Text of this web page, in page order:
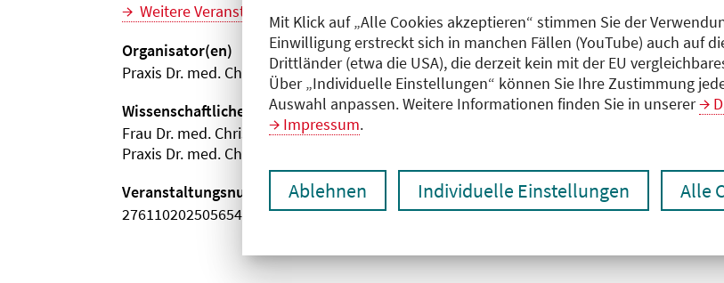
Mit Klick auf „Alle Cookies akzeptieren“ stimmen Sie der
Einwilligung erstreckt sich in manchen Fällen (YouTube) auch auf
Drittländer (etwa die USA), die derzeit kein mit der EU
Über „Individuelle Einstellungen“ können Sie Ihre Zustimmung
Auswahl anpassen. Weitere Informationen finden Sie in unserer
Impressum.
Ablehnen Individuelle Einstellungen Alle
Weitere Veranstaltungen dieser Reihe (5)
Organisator(en)
Praxis Dr. med. Christiane-T. Wesemann
Wissenschaftliche Leitung
Frau Dr. med. Christiane T. Wesemann
Praxis Dr. med. Christiane-T. Wesemann
Veranstaltungsnummer
2761102025056540122